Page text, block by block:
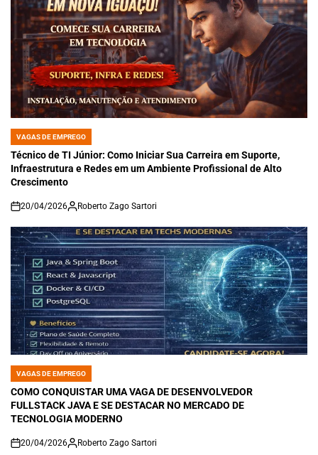
POSTED
IN
VAGAS DE EMPREGO
Técnico de TI Júnior: Como Iniciar Sua Carreira em Suporte,
Infraestrutura e Redes em um Ambiente Profissional de Alto
Crescimento
on
20/04/2026 Roberto Zago Sartori
POSTED
IN
VAGAS DE EMPREGO
COMO CONQUISTAR UMA VAGA DE DESENVOLVEDOR
FULLSTACK JAVA E SE DESTACAR NO MERCADO DE
TECNOLOGIA MODERNO
on
20/04/2026 Roberto Zago Sartori